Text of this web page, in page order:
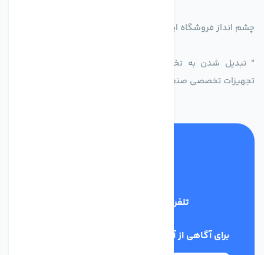
چشم انداز فروشگاه اینترنتی اکسین شاپ
" تبدیل شدن به تخصصی ترین و پر فروش ترین بازار مجازی
تجهیزات تخصصی صنعتی ایران
تلفن پشتیبانی
برای آگاهی از آخرین اخبار در خبرنامه ما عضو شوید